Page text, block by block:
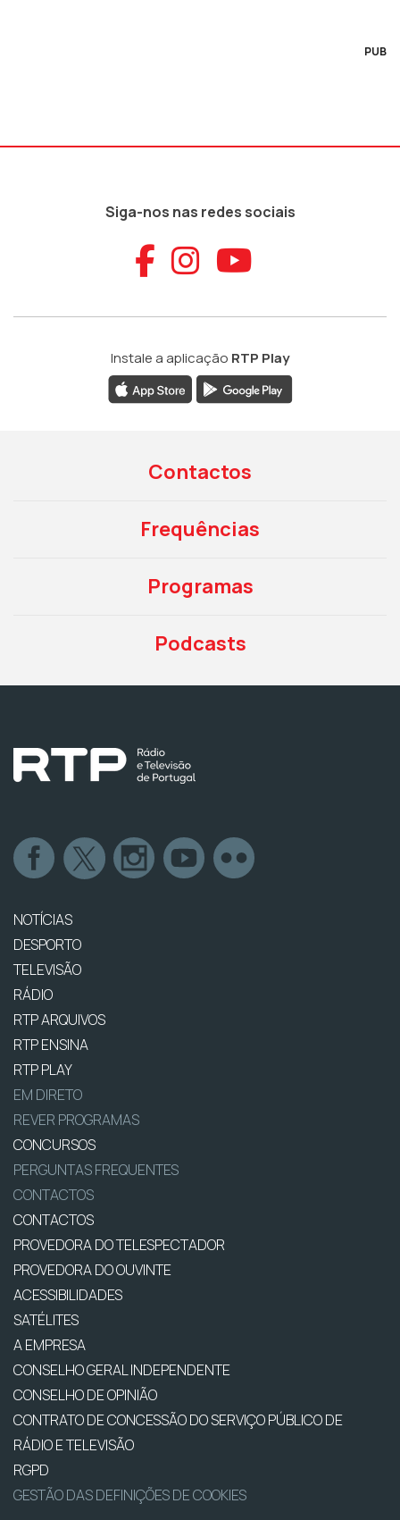
PUB
Siga-nos nas redes sociais
Aceder ao
Aceder ao
Aceder
Instale a aplicação RTP Play
Contactos
Frequências
Programas
Podcasts
NOTÍCIAS
DESPORTO
TELEVISÃO
RÁDIO
RTP ARQUIVOS
RTP ENSINA
RTP PLAY
EM DIRETO
REVER PROGRAMAS
CONCURSOS
PERGUNTAS FREQUENTES
CONTACTOS
CONTACTOS
PROVEDORA DO TELESPECTADOR
PROVEDORA DO OUVINTE
ACESSIBILIDADES
SATÉLITES
A EMPRESA
CONSELHO GERAL INDEPENDENTE
CONSELHO DE OPINIÃO
CONTRATO DE CONCESSÃO DO SERVIÇO PÚBLICO DE
RÁDIO E TELEVISÃO
RGPD
GESTÃO DAS DEFINIÇÕES DE COOKIES